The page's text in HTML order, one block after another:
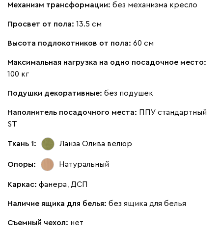
Кларинс
100 130 690
Букле
Механизм трансформации: без механизма кресло
Просвет от пола: 13.5 см
Высота подлокотников от пола: 60 см
Максимальная нагрузка на одно посадочное место:
100 кг
Подушки декоративные: без подушек
Наполнитель посадочного места: ППУ стандартный
ST
Ткань 1: Ланза Олива велюр
Опоры: Натуральный
Каркас: фанера, ДСП
Наличие ящика для белья: без ящика для белья
Съемный чехол: нет